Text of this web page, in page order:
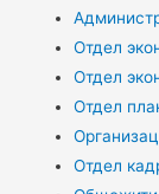
Отдел
Отдел
Отдел
Отдел